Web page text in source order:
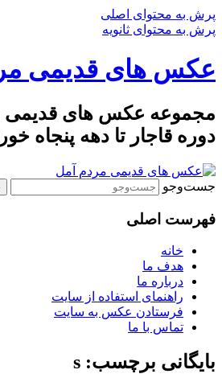
پرش به محتوای اصلی
پرش به محتوای ثانویه
عکس های قدیمی
مجموعه عکس های قدیمی
دوره قاجار تا دهه پنجاه
جست‌وجو
فهرست اصلی
خانه
هدف ما
درباره ما
راهنمای استفاده از سایت
فرستادن عکس به سایت
تماس با ما
بایگانی برچسب: s